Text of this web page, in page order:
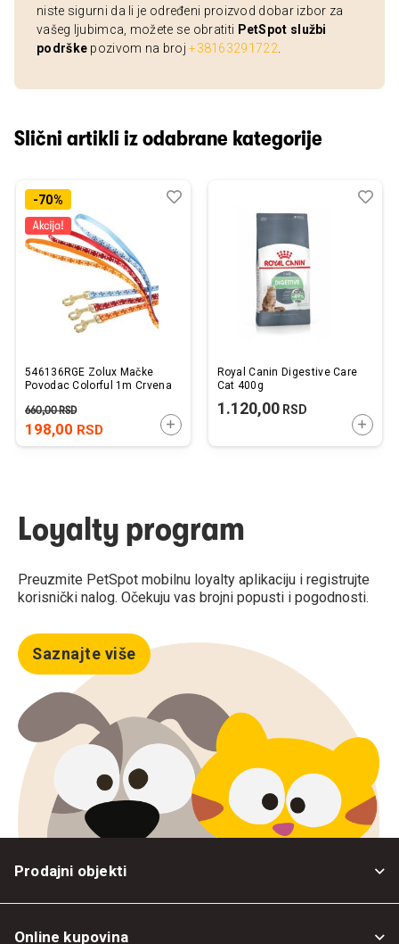
niste sigurni da li je određeni proizvod dobar izbor za
vašeg ljubimca, možete se obratiti PetSpot službi
podrške pozivom na broj+38163291722
Slični artikli iz odabrane kategorije
-70%
546136RGE Zolux Mačke
Povodac Colorful 1m Crvena
198,00 RSD
660,00RSD
DODAJTE U KORPU
Dodaj
Uporedi
Royal Canin Digestive Care
Cat 400g
1.120,00RSD
Loyalty program
Preuzmite PetSpot mobilnu loyalty aplikaciju i registrujte
korisnički nalog. Očekuju vas brojni popusti i pogodnosti.
Saznajte više
Prodajni objekti
Online kupovina